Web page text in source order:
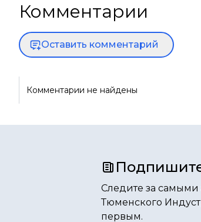
Комментарии
Оставить комментарий
Комментарии не найдены
Следите за самыми
Тюменского
первым.